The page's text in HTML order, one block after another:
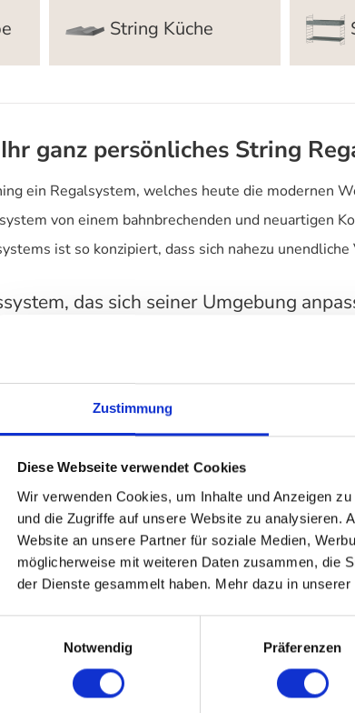
Zustimmung
Diese Webseite verwendet Cookies
Wir verwenden Cookies, um Inhalte und Anzeigen
und die Zugriffe auf unsere Website zu analysieren.
Website an unsere Partner für soziale Medien,
möglicherweise mit weiteren Daten zusammen, die
der Dienste gesammelt haben. Mehr dazu in unserer
Notwendig
Präferenzen
String Küche
ganz persönliches String
ein Regalsystem, welches heute die modernen
von einem bahnbrechenden und neuartigen
ist so konzipiert, dass sich nahezu
das sich seiner Umgebung
Seitenwände wirken selbst große Regale, die
jedes String Regal problemlos umgestaltet,
verändert.
erhältlich.
/ MDF weiß lackiert